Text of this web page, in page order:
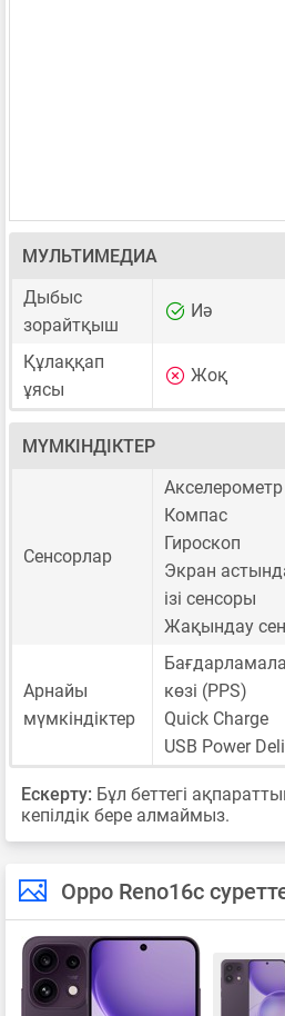
МУЛЬТИМЕДИА
Дыбыс
зорайтқыш
Иә
Құлаққап
ұясы
Жоқ
МҮМКІНДІКТЕР
Сенсорлар
Акселерометр
Компас
Гироскоп
Экран
ізі сенсоры
Жақындау
Арнайы
мүмкіндіктер
көзі (PPS)
Quick Charge
USB Power
Ескерту: Бұл беттегі
кепілдік бере алмаймыз.
Oppo Reno16c